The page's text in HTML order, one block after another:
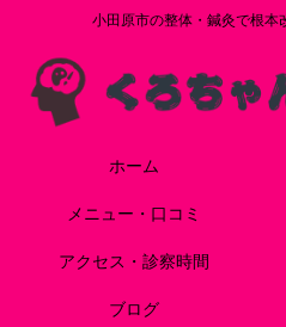
小田原市の整体・鍼灸で根本
ホーム
メニュー・口コミ
アクセス・診察時間
ブログ